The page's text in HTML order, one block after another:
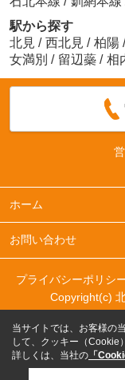
駅から探す
北見 / 西北見 / 柏陽 /
女満別 / 留辺蘂 / 相
ホーム
お問い合わせ
プライバシーポリシ
Copyright(c)
当サイトでは、お客様の
して、クッキー（Cookie
詳しくは、当社の 「